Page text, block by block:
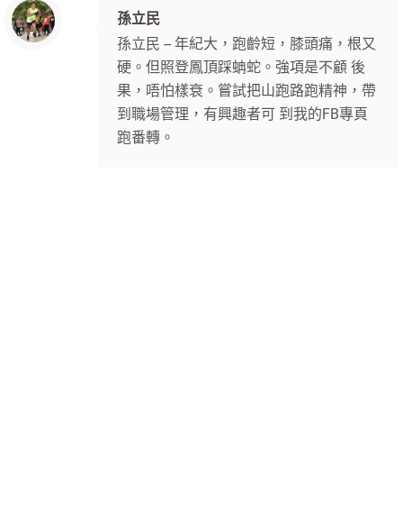
孫立民
孫立民 -- 年紀大，跑齡短，膝頭痛，根又
硬。但照登鳳頂踩蚺蛇。強項是不顧 後
果，唔怕樣衰。嘗試把山跑路跑精神，帶
到職場管理，有興趣者可 到我的FB專頁
跑番轉。